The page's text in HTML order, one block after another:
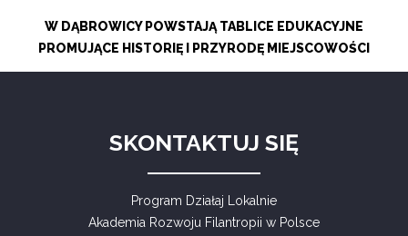
W DĄBROWICY POWSTAJĄ TABLICE EDUKACYJNE
PROMUJĄCE HISTORIĘ I PRZYRODĘ MIEJSCOWOŚCI
SKONTAKTUJ SIĘ
Program Działaj Lokalnie
Akademia Rozwoju Filantropii w Polsce